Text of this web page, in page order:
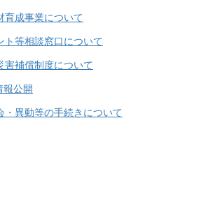
育成事業について
ト等相談窓口について
害補償制度について
報公開
・異動等の手続きについて